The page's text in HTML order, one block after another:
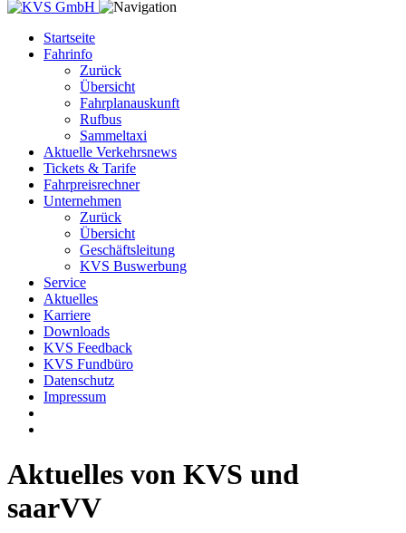
Startseite
Fahrinfo
Zurück
Übersicht
Fahrplanauskunft
Rufbus
Sammeltaxi
Aktuelle Verkehrsnews
Tickets & Tarife
Fahrpreisrechner
Unternehmen
Zurück
Übersicht
Geschäftsleitung
KVS Buswerbung
Service
Aktuelles
Karriere
Downloads
KVS Feedback
KVS Fundbüro
Datenschutz
Impressum
Aktuelles von KVS und
saarVV